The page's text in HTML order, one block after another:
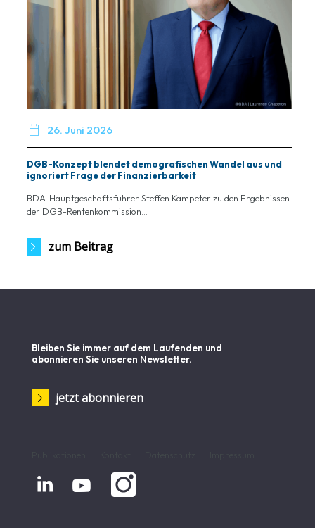
 26. Juni 2026
DGB-Konzept blendet demografischen Wandel aus und
ignoriert Frage der Finanzierbarkeit
BDA-Hauptgeschäftsführer Steffen Kampeter zu den Ergebnissen
der DGB-Rentenkommission...
zum Beitrag
Bleiben Sie immer auf dem Laufenden und
abonnieren Sie unseren Newsletter.
jetzt abonnieren
 